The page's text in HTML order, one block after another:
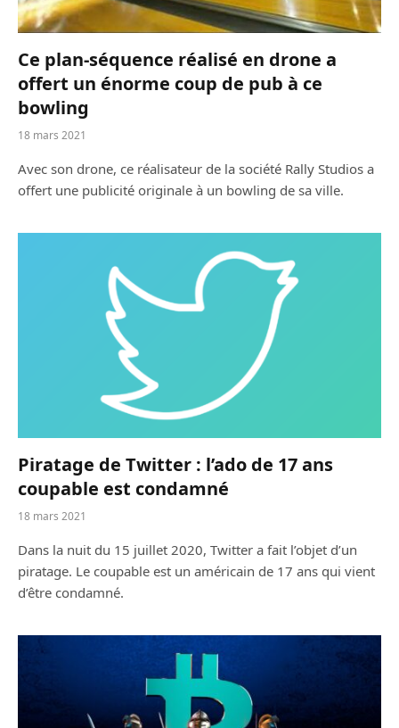
Ce plan-séquence réalisé en drone a
offert un énorme coup de pub à ce
bowling
18 mars 2021
Avec son drone, ce réalisateur de la société Rally Studios a
offert une publicité originale à un bowling de sa ville.
Piratage de Twitter : l’ado de 17 ans
coupable est condamné
18 mars 2021
Dans la nuit du 15 juillet 2020, Twitter a fait l’objet d’un
piratage. Le coupable est un américain de 17 ans qui vient
d’être condamné.